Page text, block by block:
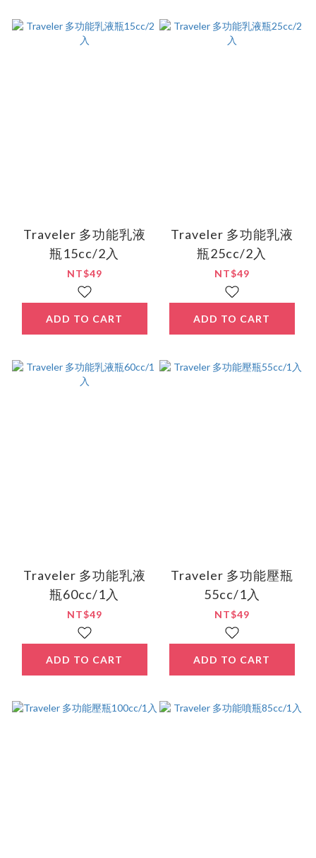
Traveler 多功能乳液
瓶15cc/2入
NT$49
ADD TO CART
Traveler 多功能乳液
瓶25cc/2入
NT$49
ADD TO CART
Traveler 多功能乳液
瓶60cc/1入
NT$49
ADD TO CART
Traveler 多功能壓瓶
55cc/1入
NT$49
ADD TO CART